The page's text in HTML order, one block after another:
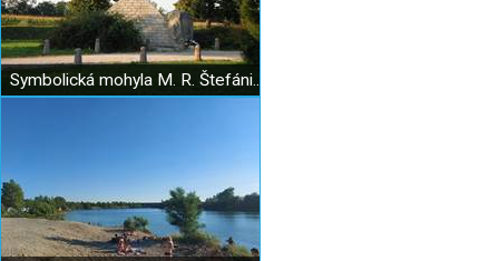
Symbolická mohyla M. R. Štefánika